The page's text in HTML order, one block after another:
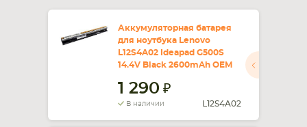
Аккумуляторная батарея
для ноутбука Lenovo
L12S4A02 Ideapad G500S
14.4V Black 2600mAh OEM
1 290
В наличии L12S4A02